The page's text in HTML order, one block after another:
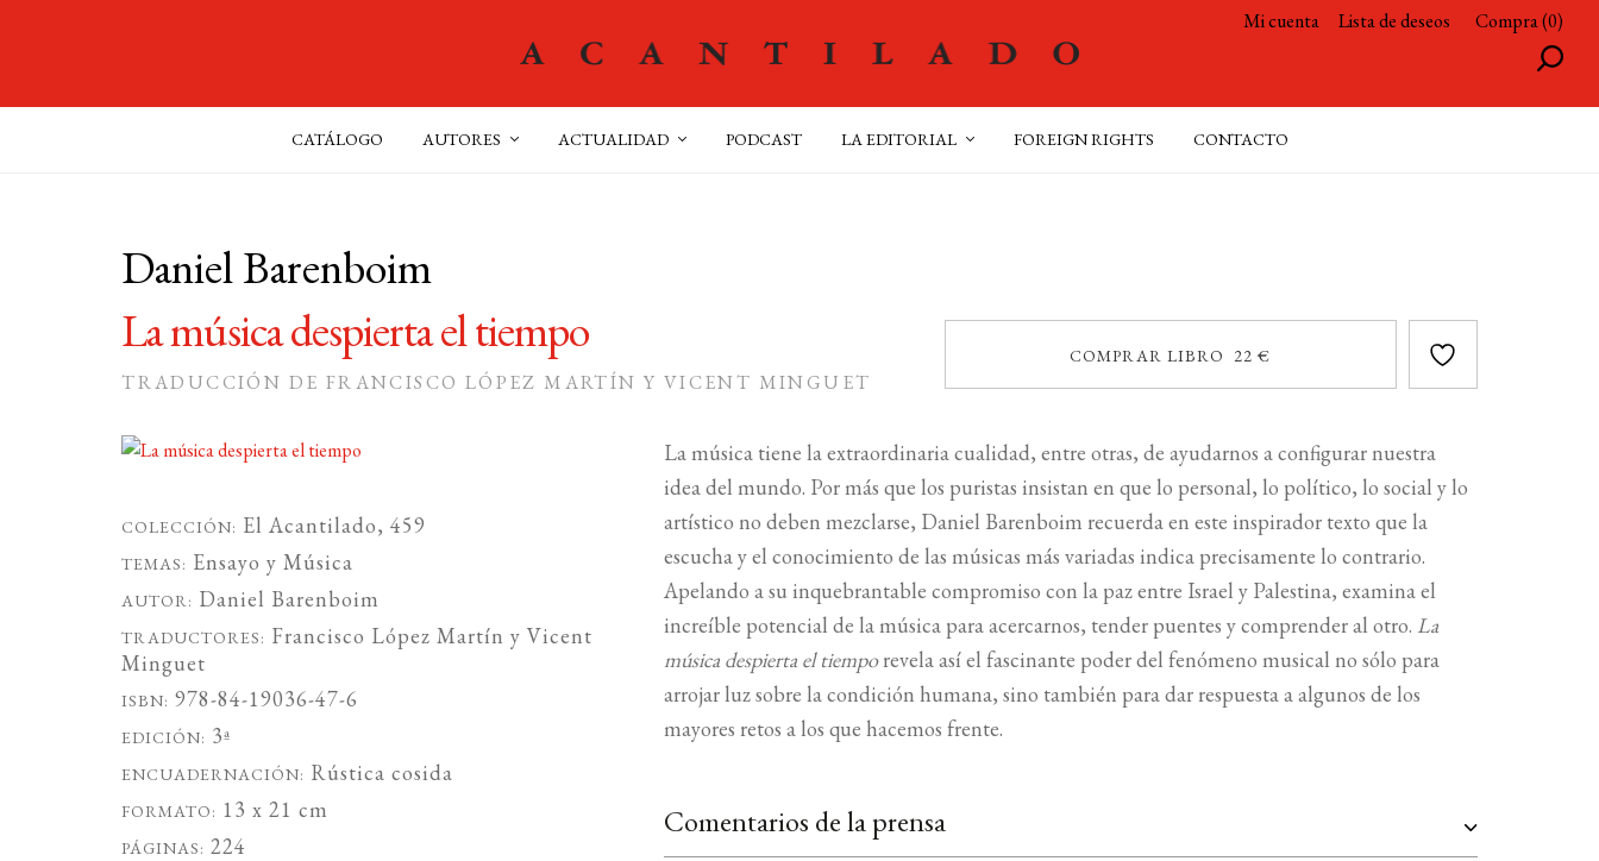
Mi cuenta Lista de deseos Compra (0)
CATÁLOGO AUTORES ACTUALIDAD PODCAST LA EDITORIAL FOREIGN RIGHTS CONTACTO
Daniel Barenboim
La música despierta el tiempo
TRADUCCIÓN DE FRANCISCO LÓPEZ MARTÍN Y VICENT MINGUET
COMPRAR LIBRO 22 €
COLECCIÓN: El Acantilado, 459
TEMAS: Ensayo yMúsica
AUTOR: Daniel Barenboim
TRADUCTORES: Francisco López Martín yVicent
Minguet
ISBN: 978-84-19036-47-6
EDICIÓN: 3ª
ENCUADERNACIÓN: Rústica cosida
FORMATO: 13 x 21 cm
PÁGINAS: 224
La música tiene la extraordinaria cualidad, entre otras, de ayudarnos a configurar nuestra
idea del mundo. Por más que los puristas insistan en que lo personal, lo político, lo social y lo
artístico no deben mezclarse, Daniel Barenboim recuerda en este inspirador texto que la
escucha y el conocimiento de las músicas más variadas indica precisamente lo contrario.
Apelando a su inquebrantable compromiso con la paz entre Israel y Palestina, examina el
increíble potencial de la música para acercarnos, tender puentes y comprender al otro. La
música despierta el tiemporevela así el fascinante poder del fenómeno musical no sólo para
arrojar luz sobre la condición humana, sino también para dar respuesta a algunos de los
mayores retos a los que hacemos frente.
Comentarios de la prensa